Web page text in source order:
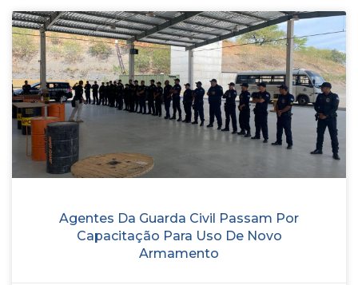
Agentes Da Guarda Civil Passam Por
Capacitação Para Uso De Novo
Armamento